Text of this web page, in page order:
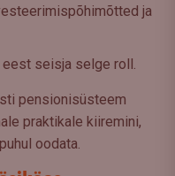
ja
seisja selge roll.
pensionisüsteem
praktikale kiiremini,
oodata.